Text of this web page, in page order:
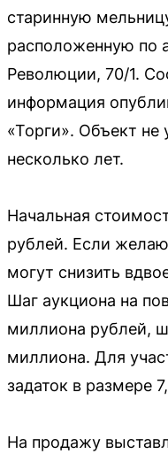
старинную
расположенную по
Революции, 70/1.
информация
«Торги». Объект не
несколько лет.
Начальная
рублей. Если
могут снизить
Шаг аукциона на
миллиона рублей,
миллиона. Для
задаток в размере
На продажу